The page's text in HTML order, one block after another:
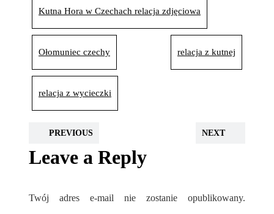
Kutna Hora w Czechach relacja zdjęciowa
Ołomuniec czechy relacja z kutnej
relacja z wycieczki
PREVIOUS NEXT
Leave a Reply
Twój adres e-mail nie zostanie opublikowany.